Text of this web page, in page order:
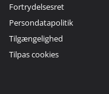
Fortrydelsesret
Persondatapolitik
Tilgængelighed
Tilpas cookies